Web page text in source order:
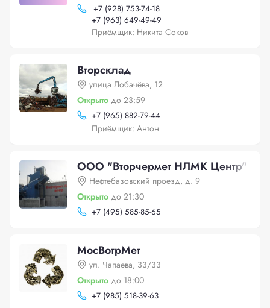
+7 (928) 753-74-18
+7 (963) 649-49-49
Приёмщик: Никита Соков
Вторсклад
улица Лобачёва, 12
Открыто до 23:59
+7 (965) 882-79-44
Приёмщик: Антон
ООО "Вторчермет НЛМК Центр"
Нефтебазовский проезд, д. 9
Открыто до 21:30
+7 (495) 585-85-65
МосВотрМет
ул. Чапаева, 33/33
Открыто до 18:00
+7 (985) 518-39-63